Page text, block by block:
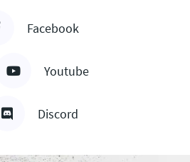
Facebook
Youtube
Discord